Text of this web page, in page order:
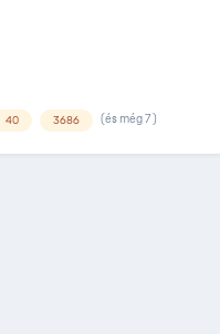
40 3686 (és még 7 )